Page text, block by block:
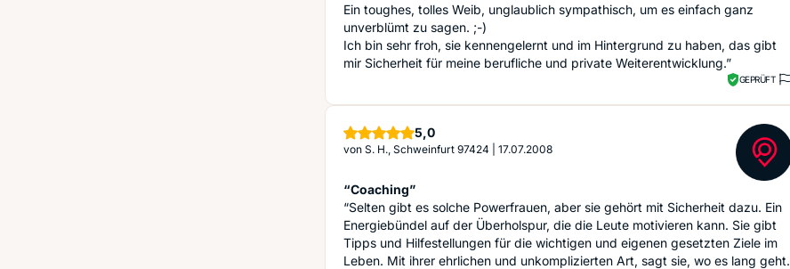
Ein toughes, tolles Weib, unglaublich sympathisch, um es einfach ganz
unverblümt zu sagen. ;-)
Ich bin sehr froh, sie kennengelernt und im Hintergrund zu haben, das gibt
mir Sicherheit für meine berufliche und private Weiterentwicklung.”
GEPRÜFT
5,0Sterne
von S. H., Schweinfurt 97424 17.07.2008
“Coaching”
“Selten gibt es solche Powerfrauen, aber sie gehört mit Sicherheit dazu. Ein
Energiebündel auf der Überholspur, die die Leute motivieren kann. Sie gibt
Tipps und Hilfestellungen für die wichtigen und eigenen gesetzten Ziele im
Leben. Mit ihrer ehrlichen und unkomplizierten Art, sagt sie, wo es lang geht.